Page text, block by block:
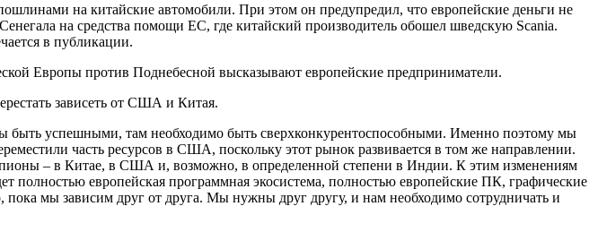
на китайские автомобили. При этом он предупредил, что европейские деньги не
на средства помощи ЕС, где китайский производитель обошел шведскую Scania.
в публикации.
Европы против Поднебесной высказывают европейские предприниматели.
зависеть от США и Китая.
быть успешными, там необходимо быть сверхконкурентоспособными. Именно поэтому мы
часть ресурсов в США, поскольку этот рынок развивается в том же направлении.
– в Китае, в США и, возможно, в определенной степени в Индии. К этим изменениям
полностью европейская программная экосистема, полностью европейские ПК, графические
мы зависим друг от друга. Мы нужны друг другу, и нам необходимо сотрудничать и